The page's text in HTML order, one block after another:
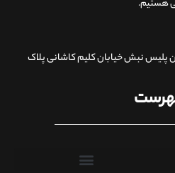
هستیم.
پلیس نبش خیابان کلیم کاشانی پلاک